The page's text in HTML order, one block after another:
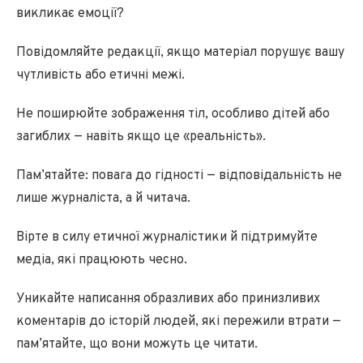
викликає емоції?
Повідомляйте редакції, якщо матеріал порушує вашу
чутливість або етичні межі.
Не поширюйте зображення тіл, особливо дітей або
загиблих — навіть якщо це «реальність».
Пам’ятайте: повага до гідності — відповідальність не
лише журналіста, а й читача.
Вірте в силу етичної журналістики й підтримуйте
медіа, які працюють чесно.
Уникайте написання образливих або принизливих
коментарів до історій людей, які пережили втрати —
пам’ятайте, що вони можуть це читати.